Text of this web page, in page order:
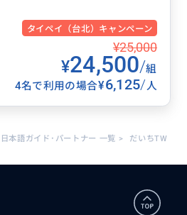
タイペイ（台北）キャンペーン
¥25,000
¥24,500/組
4名で利用の場合¥6,125/人
日本語ガイド･パートナー 一覧 > だいちTW